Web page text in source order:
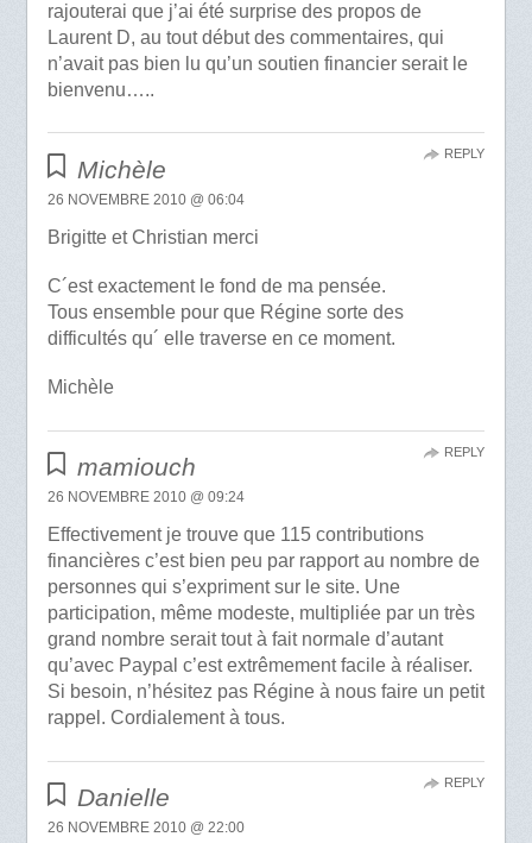
rajouterai que j’ai été surprise des propos de
Laurent D, au tout début des commentaires, qui
n’avait pas bien lu qu’un soutien financier serait le
bienvenu…..
Michèle
26 NOVEMBRE 2010 @ 06:04
Brigitte et Christian merci
C´est exactement le fond de ma pensée.
Tous ensemble pour que Régine sorte des
difficultés qu´ elle traverse en ce moment.
Michèle
REPLY
mamiouch
26 NOVEMBRE 2010 @ 09:24
Effectivement je trouve que 115 contributions
financières c’est bien peu par rapport au nombre de
personnes qui s’expriment sur le site. Une
participation, même modeste, multipliée par un très
grand nombre serait tout à fait normale d’autant
qu’avec Paypal c’est extrêmement facile à réaliser.
Si besoin, n’hésitez pas Régine à nous faire un petit
rappel. Cordialement à tous.
REPLY
Danielle
26 NOVEMBRE 2010 @ 22:00
REPLY